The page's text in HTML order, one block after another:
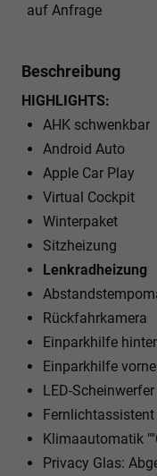
auf Anfrage
Beschreibung
HIGHLIGHTS:
AHK schwenkbar
Android Auto
Apple Car Play
Virtual Cockpit
Winterpaket
Sitzheizung
Lenkradheizung
Rückfahrkamera
Einparkhilfe
Einparkhilfe vorne
LED-Scheinwerfer
Klimaautomatik
Privacy Glas: